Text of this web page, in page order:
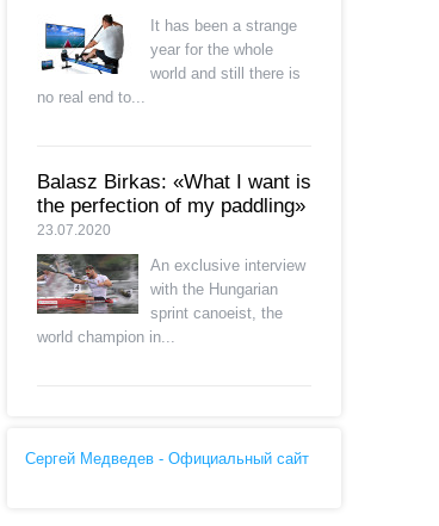
It has been a strange
year for the whole
world and still there is
no real end to...
Balasz Birkas: «What I want is
the perfection of my paddling»
23.07.2020
An exclusive interview
with the Hungarian
sprint canoeist, the
world champion in...
Сергей Медведев - Официальный сайт